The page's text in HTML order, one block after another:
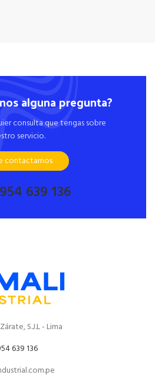
alguna pregunta?
consulta que tengas sobre
servicio.
contactamos
639 136
S.J.L - Lima
639 136